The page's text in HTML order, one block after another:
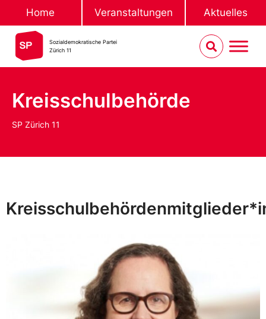
Home Veranstaltungen Aktuelles
Sozialdemokratische Partei
Zürich 11
Kreisschulbehörde
SP Zürich 11